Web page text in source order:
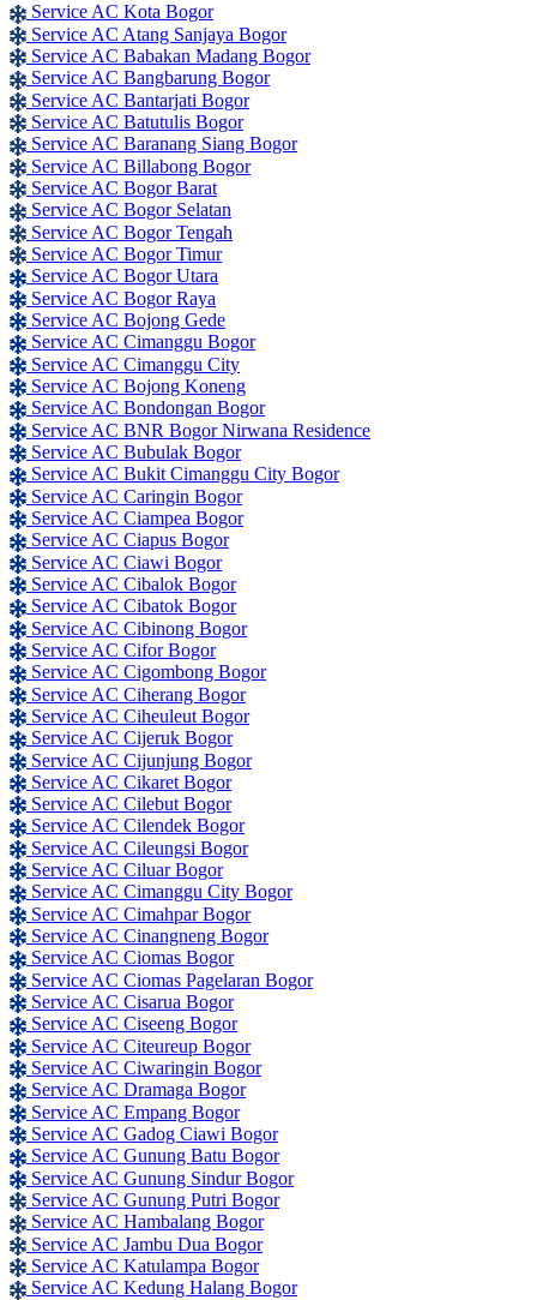
Service AC Kota Bogor
Service AC Atang Sanjaya Bogor
Service AC Babakan Madang Bogor
Service AC Bangbarung Bogor
Service AC Bantarjati Bogor
Service AC Batutulis Bogor
Service AC Baranang Siang Bogor
Service AC Billabong Bogor
Service AC Bogor Barat
Service AC Bogor Selatan
Service AC Bogor Tengah
Service AC Bogor Timur
Service AC Bogor Utara
Service AC Bogor Raya
Service AC Bojong Gede
Service AC Cimanggu Bogor
Service AC Cimanggu City
Service AC Bojong Koneng
Service AC Bondongan Bogor
Service AC BNR Bogor Nirwana Residence
Service AC Bubulak Bogor
Service AC Bukit Cimanggu City Bogor
Service AC Caringin Bogor
Service AC Ciampea Bogor
Service AC Ciapus Bogor
Service AC Ciawi Bogor
Service AC Cibalok Bogor
Service AC Cibatok Bogor
Service AC Cibinong Bogor
Service AC Cifor Bogor
Service AC Cigombong Bogor
Service AC Ciherang Bogor
Service AC Ciheuleut Bogor
Service AC Cijeruk Bogor
Service AC Cijunjung Bogor
Service AC Cikaret Bogor
Service AC Cilebut Bogor
Service AC Cilendek Bogor
Service AC Cileungsi Bogor
Service AC Ciluar Bogor
Service AC Cimanggu City Bogor
Service AC Cimahpar Bogor
Service AC Cinangneng Bogor
Service AC Ciomas Bogor
Service AC Ciomas Pagelaran Bogor
Service AC Cisarua Bogor
Service AC Ciseeng Bogor
Service AC Citeureup Bogor
Service AC Ciwaringin Bogor
Service AC Dramaga Bogor
Service AC Empang Bogor
Service AC Gadog Ciawi Bogor
Service AC Gunung Batu Bogor
Service AC Gunung Sindur Bogor
Service AC Gunung Putri Bogor
Service AC Hambalang Bogor
Service AC Jambu Dua Bogor
Service AC Katulampa Bogor
Service AC Kedung Halang Bogor